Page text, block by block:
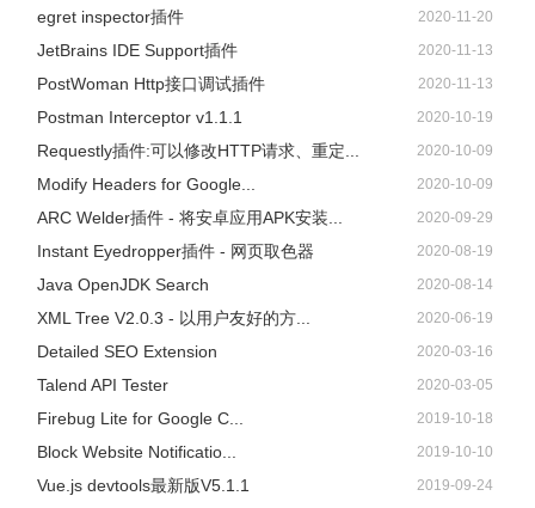
egret inspector插件 2020-11-20
JetBrains IDE Support插件 2020-11-13
PostWoman Http接口调试插件 2020-11-13
Postman Interceptor v1.1.1 2020-10-19
Requestly插件:可以修改HTTP请求、重定... 2020-10-09
Modify Headers for Google... 2020-10-09
ARC Welder插件 - 将安卓应用APK安装... 2020-09-29
Instant Eyedropper插件 - 网页取色器 2020-08-19
Java OpenJDK Search 2020-08-14
XML Tree V2.0.3 - 以用户友好的方... 2020-06-19
Detailed SEO Extension 2020-03-16
Talend API Tester 2020-03-05
Firebug Lite for Google C... 2019-10-18
Block Website Notificatio... 2019-10-10
Vue.js devtools最新版V5.1.1 2019-09-24